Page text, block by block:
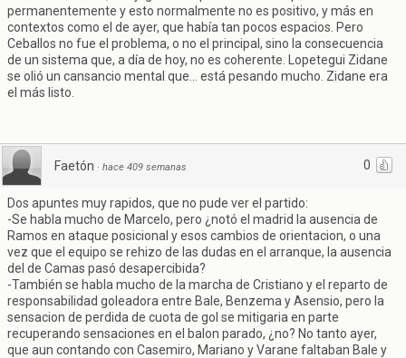
permanentemente y esto normalmente no es positivo, y más en
contextos como el de ayer, que había tan pocos espacios. Pero
Ceballos no fue el problema, o no el principal, sino la consecuencia
de un sistema que, a día de hoy, no es coherente. Lopetegui Zidane
se olió un cansancio mental que... está pesando mucho. Zidane era
el más listo.
0
Faetón · hace 409 semanas
Dos apuntes muy rapidos, que no pude ver el partido:
-Se habla mucho de Marcelo, pero ¿notó el madrid la ausencia de
Ramos en ataque posicional y esos cambios de orientacion, o una
vez que el equipo se rehizo de las dudas en el arranque, la ausencia
del de Camas pasó desapercibida?
-También se habla mucho de la marcha de Cristiano y el reparto de
responsabilidad goleadora entre Bale, Benzema y Asensio, pero la
sensacion de perdida de cuota de gol se mitigaria en parte
recuperando sensaciones en el balon parado, ¿no? No tanto ayer,
que aun contando con Casemiro, Mariano y Varane faltaban Bale y